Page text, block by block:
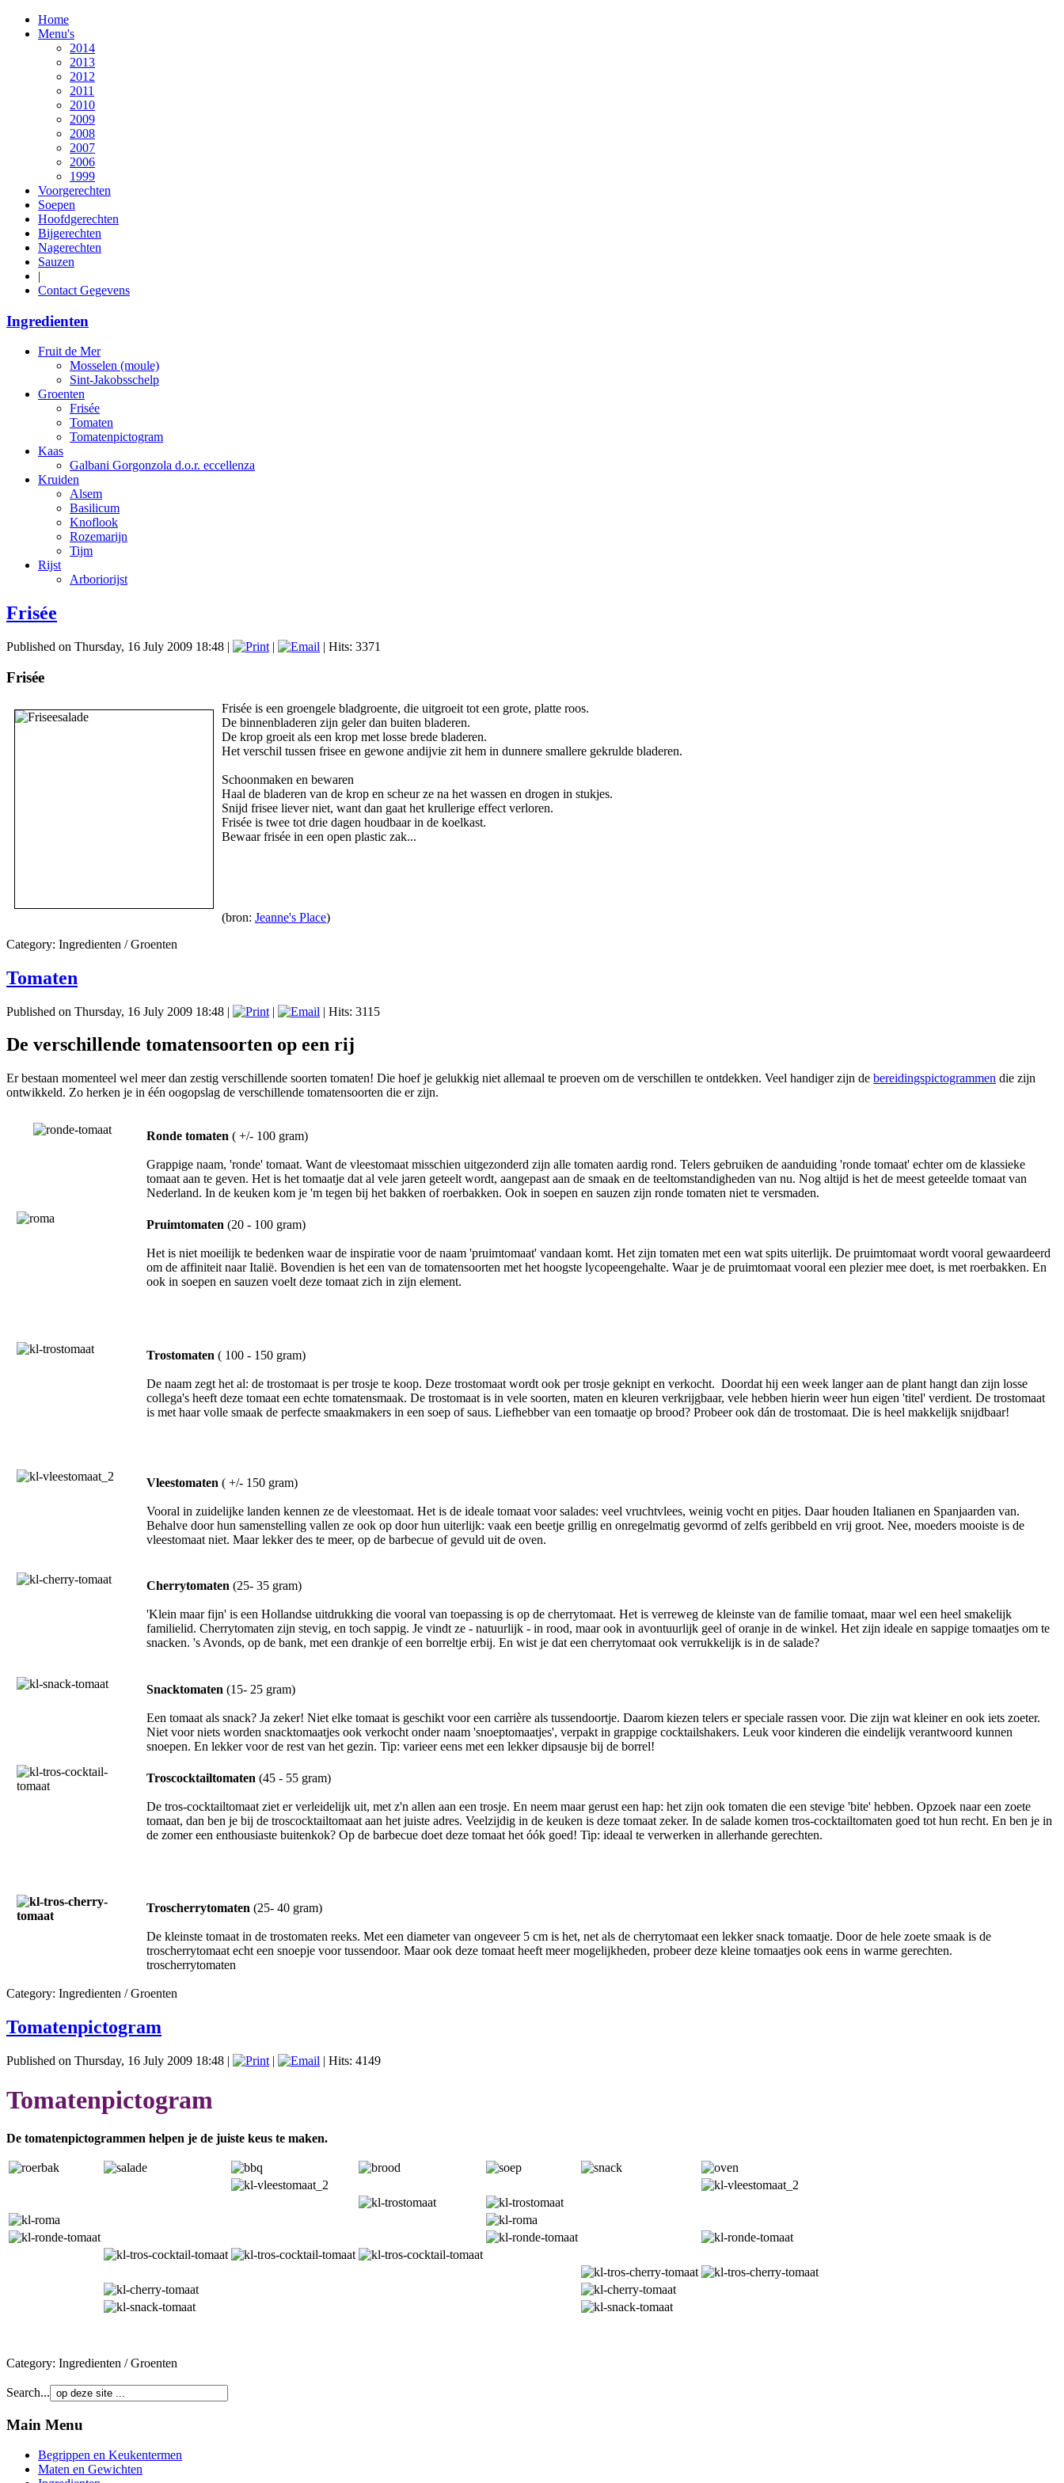
Home
Menu's
2014
2013
2012
2011
2010
2009
2008
2007
2006
1999
Voorgerechten
Soepen
Hoofdgerechten
Bijgerechten
Nagerechten
Sauzen
|
Contact Gegevens
Ingredienten
Fruit de Mer
Mosselen (moule)
Sint-Jakobsschelp
Groenten
Frisée
Tomaten
Tomatenpictogram
Kaas
Galbani Gorgonzola d.o.r. eccellenza
Kruiden
Alsem
Basilicum
Knoflook
Rozemarijn
Tijm
Rijst
Arboriorijst
Frisée
Published on Thursday, 16 July 2009 18:48 | | | Hits: 3371
Frisée
Frisée is een groengele bladgroente, die uitgroeit tot een grote, platte roos.
De binnenbladeren zijn geler dan buiten bladeren.
De krop groeit als een krop met losse brede bladeren.
Het verschil tussen frisee en gewone andijvie zit hem in dunnere smallere gekrulde bladeren.
Schoonmaken en bewaren
Haal de bladeren van de krop en scheur ze na het wassen en drogen in stukjes.
Snijd frisee liever niet, want dan gaat het krullerige effect verloren.
Frisée is twee tot drie dagen houdbaar in de koelkast.
Bewaar frisée in een open plastic zak...
(bron: Jeanne's Place)
Category: Ingredienten /Groenten
Tomaten
Published on Thursday, 16 July 2009 18:48 | | | Hits: 3115
De verschillende tomatensoorten op een rij
Er bestaan momenteel wel meer dan zestig verschillende soorten tomaten! Die hoef je gelukkig niet allemaal te proeven om de verschillen te ontdekken. Veel handiger zijn de bereidingspictogrammen die zijn
ontwikkeld. Zo herken je in één oogopslag de verschillende tomatensoorten die er zijn.
Ronde tomaten ( +/- 100 gram)
Grappige naam, 'ronde' tomaat. Want de vleestomaat misschien uitgezonderd zijn alle tomaten aardig rond. Telers gebruiken de aanduiding 'ronde tomaat' echter om de klassieke
tomaat aan te geven. Het is het tomaatje dat al vele jaren geteelt wordt, aangepast aan de smaak en de teeltomstandigheden van nu. Nog altijd is het de meest geteelde tomaat van
Nederland. In de keuken kom je 'm tegen bij het bakken of roerbakken. Ook in soepen en sauzen zijn ronde tomaten niet te versmaden.
Pruimtomaten (20 - 100 gram)
Het is niet moeilijk te bedenken waar de inspiratie voor de naam 'pruimtomaat' vandaan komt. Het zijn tomaten met een wat spits uiterlijk. De pruimtomaat wordt vooral gewaardeerd
om de affiniteit naar Italië. Bovendien is het een van de tomatensoorten met het hoogste lycopeengehalte. Waar je de pruimtomaat vooral een plezier mee doet, is met roerbakken. En
ook in soepen en sauzen voelt deze tomaat zich in zijn element.
Trostomaten ( 100 - 150 gram)
De naam zegt het al: de trostomaat is per trosje te koop. Deze trostomaat wordt ook per trosje geknipt en verkocht. Doordat hij een week langer aan de plant hangt dan zijn losse
collega's heeft deze tomaat een echte tomatensmaak. De trostomaat is in vele soorten, maten en kleuren verkrijgbaar, vele hebben hierin weer hun eigen 'titel' verdient. De trostomaat
is met haar volle smaak de perfecte smaakmakers in een soep of saus. Liefhebber van een tomaatje op brood? Probeer ook dán de trostomaat. Die is heel makkelijk snijdbaar!
Vleestomaten ( +/- 150 gram)
Vooral in zuidelijke landen kennen ze de vleestomaat. Het is de ideale tomaat voor salades: veel vruchtvlees, weinig vocht en pitjes. Daar houden Italianen en Spanjaarden van.
Behalve door hun samenstelling vallen ze ook op door hun uiterlijk: vaak een beetje grillig en onregelmatig gevormd of zelfs geribbeld en vrij groot. Nee, moeders mooiste is de
vleestomaat niet. Maar lekker des te meer, op de barbecue of gevuld uit de oven.
Cherrytomaten (25- 35 gram)
'Klein maar fijn' is een Hollandse uitdrukking die vooral van toepassing is op de cherrytomaat. Het is verreweg de kleinste van de familie tomaat, maar wel een heel smakelijk
familielid. Cherrytomaten zijn stevig, en toch sappig. Je vindt ze - natuurlijk - in rood, maar ook in avontuurlijk geel of oranje in de winkel. Het zijn ideale en sappige tomaatjes om te
snacken. 's Avonds, op de bank, met een drankje of een borreltje erbij. En wist je dat een cherrytomaat ook verrukkelijk is in de salade?
Snacktomaten (15- 25 gram)
Een tomaat als snack? Ja zeker! Niet elke tomaat is geschikt voor een carrière als tussendoortje. Daarom kiezen telers er speciale rassen voor. Die zijn wat kleiner en ook iets zoeter.
Niet voor niets worden snacktomaatjes ook verkocht onder naam 'snoeptomaatjes', verpakt in grappige cocktailshakers. Leuk voor kinderen die eindelijk verantwoord kunnen
snoepen. En lekker voor de rest van het gezin. Tip: varieer eens met een lekker dipsausje bij de borrel!
Troscocktailtomaten (45 - 55 gram)
De tros-cocktailtomaat ziet er verleidelijk uit, met z'n allen aan een trosje. En neem maar gerust een hap: het zijn ook tomaten die een stevige 'bite' hebben. Opzoek naar een zoete
tomaat, dan ben je bij de troscocktailtomaat aan het juiste adres. Veelzijdig in de keuken is deze tomaat zeker. In de salade komen tros-cocktailtomaten goed tot hun recht. En ben je in
de zomer een enthousiaste buitenkok? Op de barbecue doet deze tomaat het óók goed! Tip: ideaal te verwerken in allerhande gerechten.
Troscherrytomaten (25- 40 gram)
De kleinste tomaat in de trostomaten reeks. Met een diameter van ongeveer 5 cm is het, net als de cherrytomaat een lekker snack tomaatje. Door de hele zoete smaak is de
troscherrytomaat echt een snoepje voor tussendoor. Maar ook deze tomaat heeft meer mogelijkheden, probeer deze kleine tomaatjes ook eens in warme gerechten.
troscherrytomaten
Category: Ingredienten /Groenten
Tomatenpictogram
Published on Thursday, 16 July 2009 18:48 | | | Hits: 4149
Tomatenpictogram
De tomatenpictogrammen helpen je de juiste keus te maken.
Category: Ingredienten /Groenten
Search...
Main Menu
Begrippen en Keukentermen
Maten en Gewichten